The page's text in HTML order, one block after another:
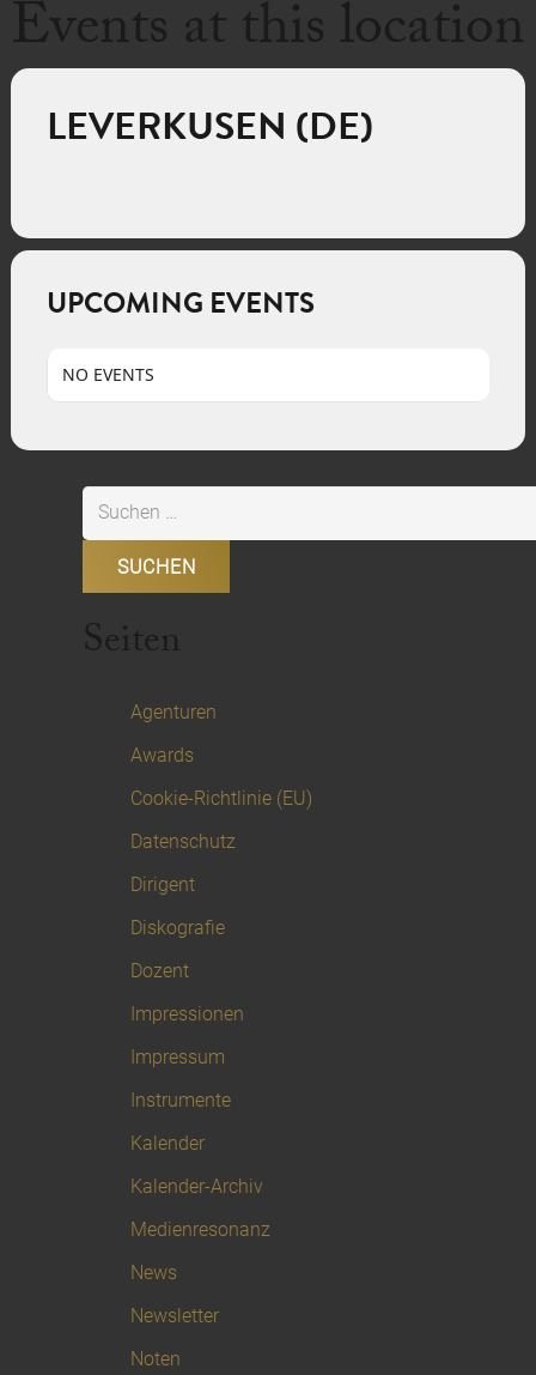
Events at this location
LEVERKUSEN (DE)
UPCOMING EVENTS
NO EVENTS
Suchen
nach:
Seiten
Agenturen
Awards
Cookie-Richtlinie (EU)
Datenschutz
Dirigent
Diskografie
Dozent
Impressionen
Impressum
Instrumente
Kalender
Kalender-Archiv
Medienresonanz
News
Newsletter
Noten